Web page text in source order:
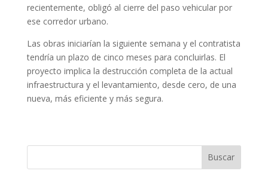
recientemente, obligó al cierre del paso vehicular por
ese corredor urbano.
Las obras iniciarían la siguiente semana y el contratista
tendría un plazo de cinco meses para concluirlas. El
proyecto implica la destrucción completa de la actual
infraestructura y el levantamiento, desde cero, de una
nueva, más eficiente y más segura.
Buscar